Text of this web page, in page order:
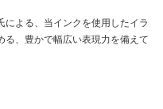
よる、当インクを使用したイラ
る、豊かで幅広い表現力を備えて